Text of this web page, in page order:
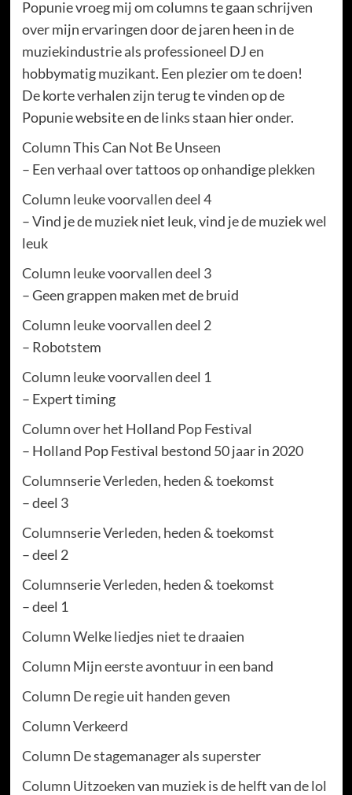
Popunie vroeg mij om columns te gaan schrijven
over mijn ervaringen door de jaren heen in de
muziekindustrie als professioneel DJ en
hobbymatig muzikant. Een plezier om te doen!
De korte verhalen zijn terug te vinden op de
Popunie website en de links staan hier onder.
Column This Can Not Be Unseen
– Een verhaal over tattoos op onhandige plekken
Column leuke voorvallen deel 4
– Vind je de muziek niet leuk, vind je de muziek wel
leuk
Column leuke voorvallen deel 3
– Geen grappen maken met de bruid
Column leuke voorvallen deel 2
– Robotstem
Column leuke voorvallen deel 1
– Expert timing
Column over het Holland Pop Festival
– Holland Pop Festival bestond 50 jaar in 2020
Columnserie Verleden, heden & toekomst
– deel 3
Columnserie Verleden, heden & toekomst
– deel 2
Columnserie Verleden, heden & toekomst
– deel 1
Column Welke liedjes niet te draaien
Column Mijn eerste avontuur in een band
Column De regie uit handen geven
Column Verkeerd
Column De stagemanager als superster
Column Uitzoeken van muziek is de helft van de lol